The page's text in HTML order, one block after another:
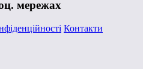
мережах
Контакти